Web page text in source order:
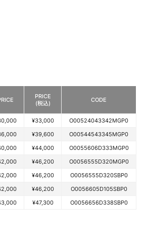
PRICE
(税込)
CODE
¥33,000
O00524043342MGP0
¥39,600
O00544543345MGP0
¥44,000
O0055606D333MGP0
¥46,200
O0056555D320MGP0
¥46,200
O0056555D320SBP0
¥46,200
O0056605D105SBP0
¥47,300 O0056656D338SBP0